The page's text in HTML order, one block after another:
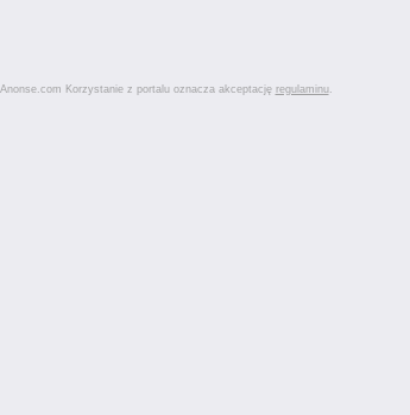
Korzystanie z portalu oznacza akceptację regulaminu.